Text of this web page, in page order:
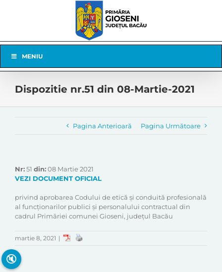
Navigation
MENIU
Dispozitie nr.51 din 08-Martie-2021
Pagina Anterioară Pagina Următoare
Nr:51 din:08 Martie 2021
VEZI DOCUMENT OFICIAL
privind aprobarea Codului de etică și conduită profesională
al funcționarilor publici și personalului contractual din
cadrul Primăriei comunei Gioseni, județul Bacău
martie 8, 2021 |
🔇